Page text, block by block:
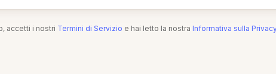
accetti i nostri Termini di Servizio e hai letto la nostra Informativa sulla Privacy